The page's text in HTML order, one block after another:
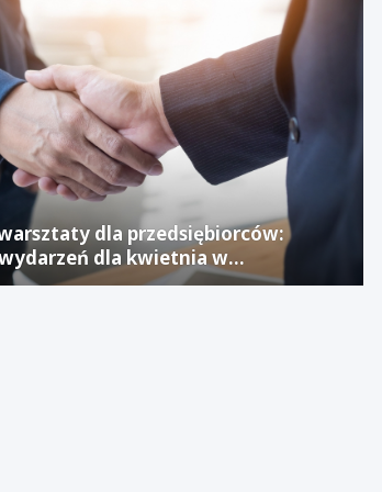
dla przedsiębiorców:
dla kwietnia w
Laboratorium Biznesu